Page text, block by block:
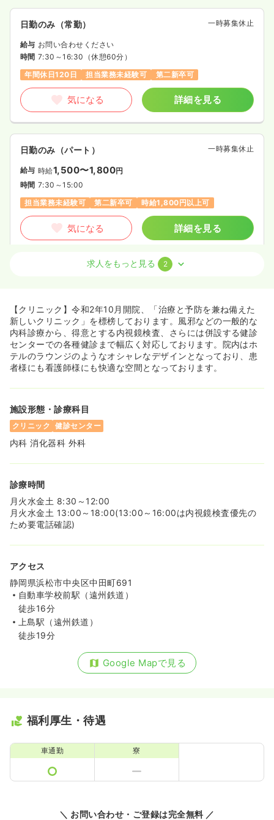
日勤のみ（常勤） 一時募集休止
給与 お問い合わせください
時間 7:30～16:30 （休憩60分）
年間休日120日
担当業務未経験可 第二新卒可
気になる 詳細を見る
日勤のみ（パート） 一時募集休止
給与 時給1,500〜1,800円
時間 7:30～15:00
担当業務未経験可
第二新卒可 時給1,800円以上可
気になる 詳細を見る
正・准看護師
給与 お問い合わせください
時間 7:30～16:30（休憩60分）
日祝休み
年間休日120日 担当業務未経験可
ブランク可
第二新卒可
気になる 詳細を見る
日勤のみ（パート）
日祝休み
時給1,800円以上可
気になる
求人をもっと見る 2
【クリニック】令和2年10月開院、「治療と予防を兼ね備えた
新しいクリニック」を標榜しております。風邪などの一般的な
内科診療から、得意とする内視鏡検査、さらには併設する健診
センターでの各種健診まで幅広く対応しております。院内はホ
テルのラウンジのようなオシャレなデザインとなっており、患
者様にも看護師様にも快適な空間となっております。
施設形態・診療科目
クリニック 健診センター
内科 消化器科 外科
診療時間
月火水金土 8:30～12:00
月火水金土 13:00～18:00(13:00～16:00は内視鏡検査優先の
ため要電話確認)
アクセス
静岡県浜松市中央区中田町691
自動車学校前駅（遠州鉄道）
徒歩16分
上島駅（遠州鉄道）
徒歩19分
Google Mapで見る
福利厚生・待遇
車通勤 寮
＼ お問い合わせ・ご登録は完全無料 ／